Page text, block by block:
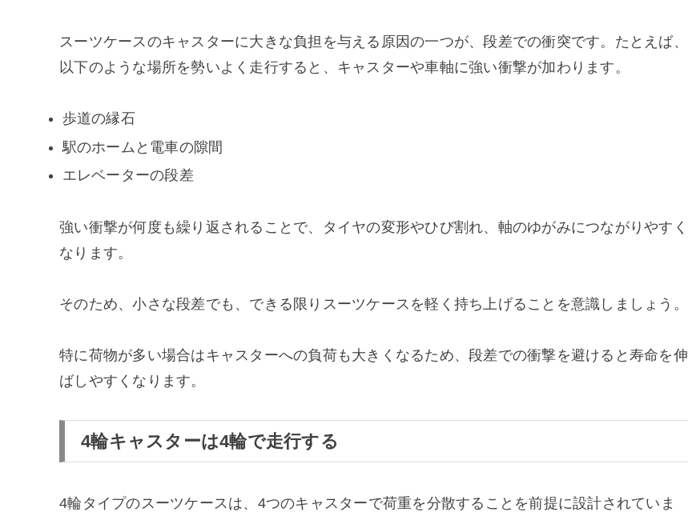
スーツケースのキャスターに大きな負担を与える原因の一つが、段差での衝突です。たとえば、
以下のような場所を勢いよく走行すると、キャスターや車軸に強い衝撃が加わります。
歩道の縁石
駅のホームと電車の隙間
エレベーターの段差
強い衝撃が何度も繰り返されることで、タイヤの変形やひび割れ、軸のゆがみにつながりやすく
なります。
そのため、小さな段差でも、できる限りスーツケースを軽く持ち上げることを意識しましょう。
特に荷物が多い場合はキャスターへの負荷も大きくなるため、段差での衝撃を避けると寿命を伸
ばしやすくなります。
4輪キャスターは4輪で走行する
4輪タイプのスーツケースは、4つのキャスターで荷重を分散することを前提に設計されていま